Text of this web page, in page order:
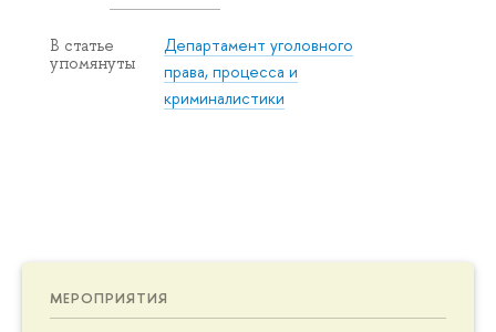
МЕРОПРИЯТИЯ
В статье
упомянуты
Департамент уголовного
права, процесса и
криминалистики